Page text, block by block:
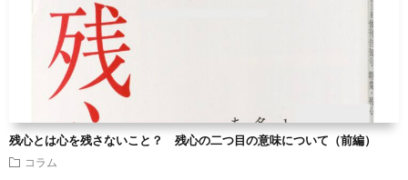
残心とは心を残さないこと？ 残心の二つ目の意味について（前編）
コラム